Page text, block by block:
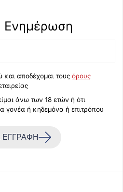
Eνημέρωση
αποδέχομαι τους όρους
άνω των 18 ετών ή ότι
γονέα ή κηδεμόνα ή επιτρόπου
ΕΓΓΡΑΦΗ